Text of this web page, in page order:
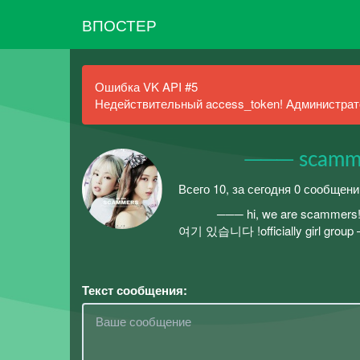
ВПОСТЕР
Ошибка VK API #5
Недействительный access_token!
⠀⠀⠀⠀ ───
Всего 10, за сегодня 0
⠀⠀⠀⠀ ─── hi, we are
여기 있습니다 !officially girl
Текст сообщения: